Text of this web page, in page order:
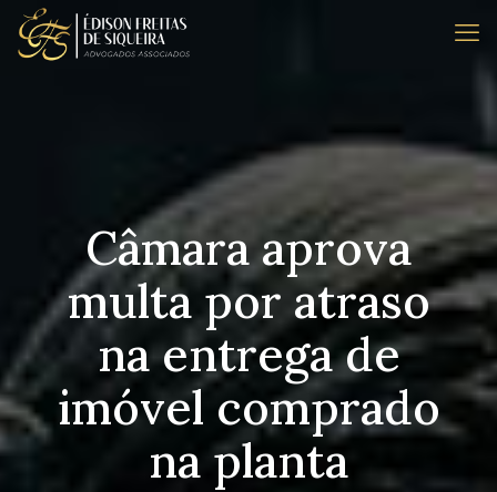
Câmara aprova
multa por atraso
na entrega de
imóvel comprado
na planta